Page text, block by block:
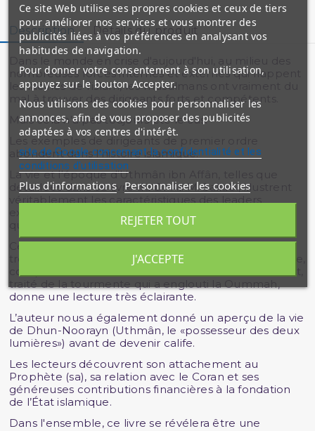
Description Détails du produit
Dans le monde en crise d'aujourd'hui, au milieu des
nombreuses forces internes et externes qui frappent
les racines de l'islam, les musulmans ont vraiment du
mal à trouver des dirigeants forts et compétents.
Mais cela n'a pas toujours été le cas.
Les exemples de dirigeants de premier ordre
abondent dans l'histoire islamique.
La vie et l'époque d'Uthmân ibn Affân, telles que
détaillées dans ce livre du Dr Ali M. Sallabi, illustrent
véritablement les caractéristiques des leaders
qui sont sous leurs ordres.
troisième calife à droite guidé, a élargi l'État islamique,
traité de la tourmente qui a englouti la Oummah,
donne une lecture très éclairante.
L’auteur nous a également donné un aperçu de la vie
de Dhun-Noorayn (Uthmân, le «possesseur des deux
lumières») avant de devenir calife.
Les lecteurs découvrent son attachement au
Prophète (sa), sa relation avec le Coran et ses
généreuses contributions financières à la fondation
de l’État islamique.
Dans l'ensemble, ce livre se révélera être une
Ce site Web utilise ses propres cookies et ceux de tiers
pour améliorer nos services et vous montrer des
publicités liées à vos préférences en analysant vos
habitudes de navigation.
Pour donner votre consentement à son utilisation,
appuyez sur le bouton Accepter.
Nous utilisons des cookies pour personnaliser les
annonces, afin de vous proposer des publicités
adaptées à vos centres d'intérêt.
site de Google concernant la confidentialité et les
conditions d'utilisation
Plus d'informations Personnaliser les cookies
REJETER TOUT
J'ACCEPTE